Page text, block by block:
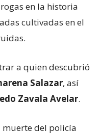
en la historia
cultivadas en el
a quien descubrió
Salazar, así
Zavala Avelar.
muerte del policía